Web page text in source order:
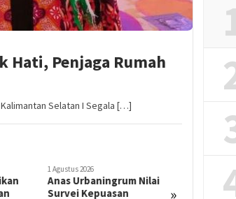
Hati, Penjaga Rumah
Selatan I Segala […]
»
28 Juli 2026
Kami Tidak Lupa! Mercy
Barends: Kudatuli Adalah
Yan
Pelaku